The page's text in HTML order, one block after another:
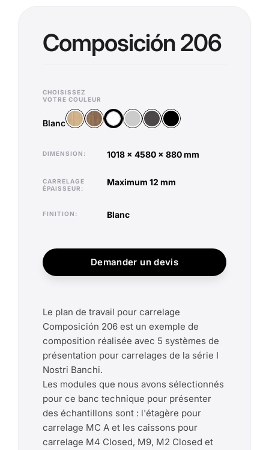
Composición 206
CHOISISSEZ
VOTRE COULEUR
Blanc
Bois Vicenza
Bois Old Oak
BlancArgentAnthracite
Noir
DIMENSION 1018 x 4580 x 880 mm
CARRELAGE
ÉPAISSEUR
maximum 12 mm
FINITION blanc
Demander un devis
Le plan de travail pour carrelage
Composición 206 est un exemple de
composition réalisée avec 5 systèmes de
présentation pour carrelages de la série I
Nostri Banchi.
Les modules que nous avons sélectionnés
pour ce banc technique pour présenter
des échantillons sont : l'étagère pour
carrelage MC A et les caissons pour
carrelage M4 Closed, M9, M2 Closed et